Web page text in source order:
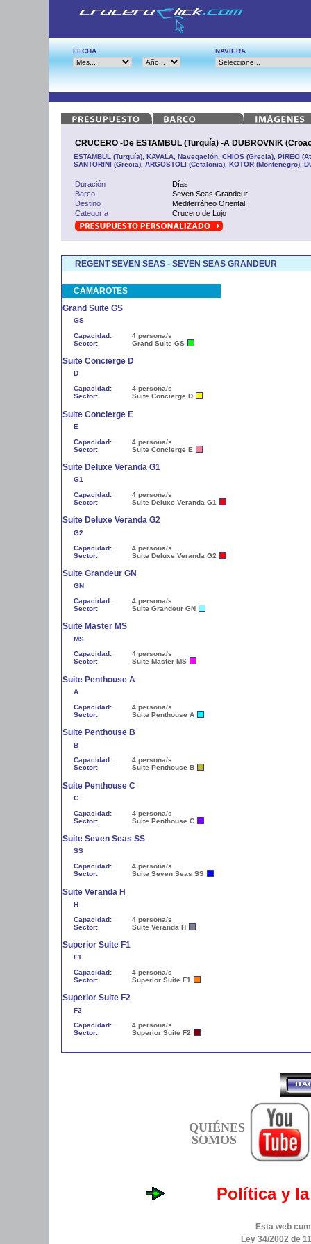
FECHA NAVIERA
CRUCERO -De ESTAMBUL (Turquía) -A DUBROVNIK
ESTAMBUL (Turquía), KAVALA, Navegación, CHIOS (Grecia), PIREO
SANTORINI (Grecia), ARGOSTOLI (Cefalonia), KOTOR (Montenegro),
Duración
Días
Barco
Seven Seas Grandeur
Destino
Mediterráneo Oriental
Categoría
Crucero de Lujo
REGENT SEVEN SEAS - SEVEN SEAS GRANDEUR
CAMAROTES
Grand Suite GS
GS
Capacidad:
4 persona/s
Sector:
Grand Suite GS
Suite Concierge D
D
Capacidad:
4 persona/s
Sector:
Suite Concierge D
Suite Concierge E
E
Capacidad:
4 persona/s
Sector:
Suite Concierge E
Suite Deluxe Veranda G1
G1
Capacidad:
4 persona/s
Sector:
Suite Deluxe Veranda G1
Suite Deluxe Veranda G2
G2
Capacidad:
4 persona/s
Sector:
Suite Deluxe Veranda G2
Suite Grandeur GN
GN
Capacidad:
4 persona/s
Sector:
Suite Grandeur GN
Suite Master MS
MS
Capacidad:
4 persona/s
Sector:
Suite Master MS
Suite Penthouse A
A
Capacidad:
4 persona/s
Sector:
Suite Penthouse A
Suite Penthouse B
B
Capacidad:
4 persona/s
Sector:
Suite Penthouse B
Suite Penthouse C
C
Capacidad:
4 persona/s
Sector:
Suite Penthouse C
Suite Seven Seas SS
SS
Capacidad:
4 persona/s
Sector:
Suite Seven Seas SS
Suite Veranda H
H
Capacidad:
4 persona/s
Sector:
Suite Veranda H
Superior Suite F1
F1
Capacidad:
4 persona/s
Sector:
Superior Suite F1
Superior Suite F2
F2
Capacidad:
4 persona/s
Sector:
Superior Suite F2
QUIÉNES
SOMOS
Política y
Esta web
Ley 34/2002 de